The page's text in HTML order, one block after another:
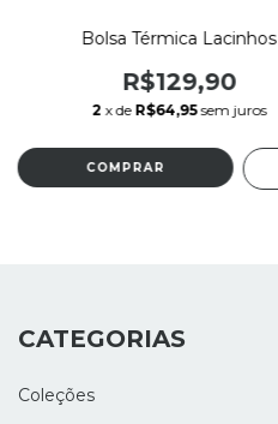
Bolsa Térmica Lacinhos
R$129,90
2 x de R$64,95 sem juros
CATEGORIAS
Coleções